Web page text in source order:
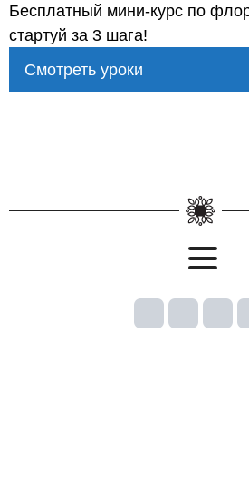
Бесплатный мини-курс по
стартуй за 3 шага!
Смотреть уроки